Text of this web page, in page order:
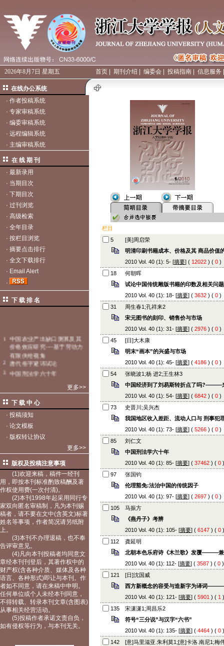
2026年8月7日 星期五 首页 期刊介绍 编委会 投稿指南 信息服务
在线办公系统
· 作者投稿系统
· 专家审稿系统
· 编委审稿系统
· 远程编辑系统
· 主编审稿系统
在 线 期 刊
· 最新录用
· 当期目次
· 下期目次
· 过刊浏览
· 高级检索
· 全年目录
· 按栏目浏览
· 摘要点击排行
· 全文下载排行
· Email Alert
·
下 载 排 名
更多>>
下 载 中 心
· 投稿须知
· 论文模板
· 版权转让协议
更多>>
版权及投稿注意事项
(1)欢迎来稿，稿件一经刊
用，即按本刊标准酌致稿酬及著
作权使用费(一次付清)。
(2)本刊1998年起采用同行专
家双向匿名审稿制，凡为本刊赐
稿者，请不要在文中(含英文)标著
姓名等事项，作者简况请另纸附
上。
(3)本刊不办理退稿，也不奉
告评审意见。
(4)凡向本刊投稿者均同意文
章经本刊刊登后，其著作权中的
财产权(含各种介质、媒体及各种
语言、各种形式)即让与本刊。作
者如不同意，请在来稿中申明。
任何单位或个人未经本刊同意，
不得转载、转录本刊文章(含图表)
从事相关经营活动。
(5)投稿作者承诺文责自负，
如有侵权等行为，与本刊无关。
栏目
5
[美]周启荣
明清印刷书籍成本、价格及其 商品价值
2010 Vol. 40 (1): 5- [摘要] ( 12022 ) ( 0 )
18
何朝晖
试论中国传统雕版书籍的印数及相关问题
2010 Vol. 40 (1): 18- [摘要] ( 3632 ) ( 0 )
31
周生春1;孔祥来2
宋元图书的刻印、销售价与市场
2010 Vol. 40 (1): 31- [摘要] ( 2976 ) ( 0 )
45
[日]大木康
明末“画本”的兴盛与市场
2010 Vol. 40 (1): 45- [摘要] ( 4186 ) ( 0 )
54
张晓波1;杨 进2;王生林3
中国经济到了刘易斯转折点了吗?———
2010 Vol. 40 (1): 54- [摘要] ( 6842 ) ( 0 )
73
史晋川;吴兴杰
我国地区收入差距、流动人口与 刑事犯
2010 Vol. 40 (1): 73- [摘要] ( 5266 ) ( 0 )
85
刘仁文
中国刑法学六十年
2010 Vol. 40 (1): 85- [摘要] ( 37462 ) ( 0
97
张国钧
伦理豁免:法治中国的传统因子
2010 Vol. 40 (1): 97- [摘要] ( 2697 ) ( 0 )
105
马振方
《燕丹子》考辨
2010 Vol. 40 (1): 105- [摘要] ( 6147 ) ( 0
112
龚延明
北朝本色乐府诗《木兰歌》发覆———兼
2010 Vol. 40 (1): 112- [摘要] ( 3587 ) ( 0
121
[日]沈国威
西方新概念的容受与造新字为译词———
2010 Vol. 40 (1): 121- [摘要] ( 5901 ) ( 1
135
宋潇潇1;周昌乐2
符号“三分说”与汉字“六书”
2010 Vol. 40 (1): 135- [摘要] ( 4464 ) ( 0
142
[意]马里滋亚.朱利莫1;[意]卡洛.南尼1;梅